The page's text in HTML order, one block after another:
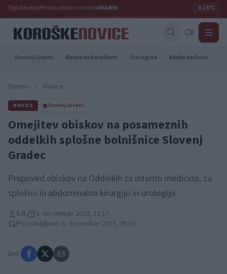
OglaševanjeProsta delovna mestaOGLASI ☀️16°C
Slovenj Gradec Ravne na Koroškem Dravograd Radlje ob Dravi
Domov / Novice
NOVICE Slovenj Gradec
Omejitev obiskov na posameznih
oddelkih splošne bolnišnice Slovenj
Gradec
Prepoved obiskov na Oddelkih za interno medicino, za
splošno in abdominalno kirurgijo in urologijo.
S.R.
4. december 2023, 15:17
Posodobljeno: 5. december 2023, 08:03
Deli: